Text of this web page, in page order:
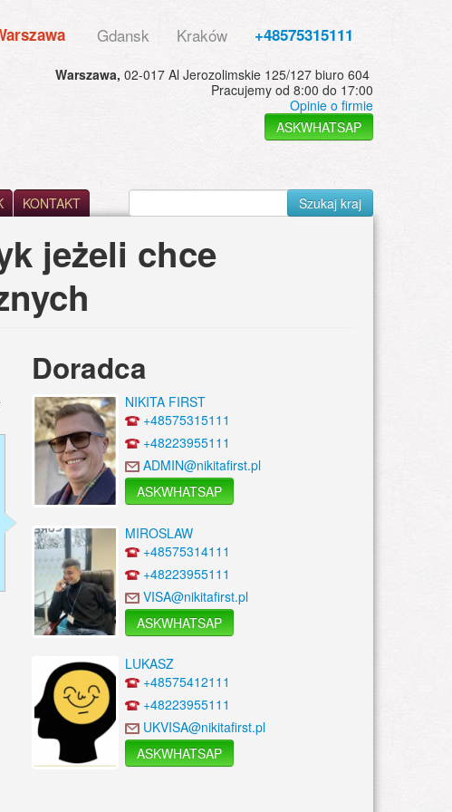
Gdansk Kraków +48575315111
Warszawa, 02-017 Al Jerozolimskie 125/127 biuro 604
Pracujemy od 8:00 do 17:00
Opinie o firmie
ASKWHATSAP
KONTAKT Szukaj kraj
jeżeli chce
Doradca
NIKITA FIRST
+48575315111
+48223955111
ADMIN@nikitafirst.pl
ASKWHATSAP
MIROSLAW
+48575314111
+48223955111
VISA@nikitafirst.pl
ASKWHATSAP
LUKASZ
+48575412111
+48223955111
UKVISA@nikitafirst.pl
ASKWHATSAP